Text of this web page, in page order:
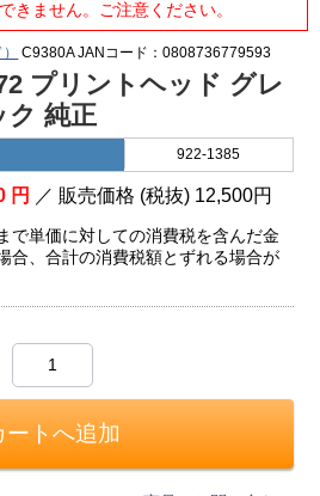
きません。ご注意ください。
C9380A JANコード：0808736779593
プリントヘッド グレ
ク 純正
922-1385
円 ／ 販売価格 (税抜) 12,500円
で単価に対しての消費税を含んだ金
合、合計の消費税額とずれる場合が